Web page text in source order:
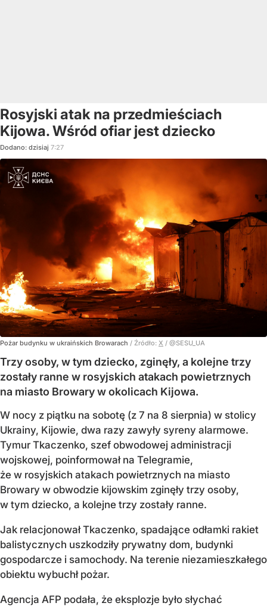
Rosyjski atak na przedmieściach
Kijowa. Wśród ofiar jest dziecko
Dodano: dzisiaj 7:27
Pożar budynku w ukraińskich Browarach / Źródło: X / @SESU_UA
Trzy osoby, w tym dziecko, zginęły, a kolejne trzy
zostały ranne w rosyjskich atakach powietrznych
na miasto Browary w okolicach Kijowa.
W nocy z piątku na sobotę (z 7 na 8 sierpnia) w stolicy
Ukrainy, Kijowie, dwa razy zawyły syreny alarmowe.
Tymur Tkaczenko, szef obwodowej administracji
wojskowej, poinformował na Telegramie,
że w rosyjskich atakach powietrznych na miasto
Browary w obwodzie kijowskim zginęły trzy osoby,
w tym dziecko, a kolejne trzy zostały ranne.
Jak relacjonował Tkaczenko, spadające odłamki rakiet
balistycznych uszkodziły prywatny dom, budynki
gospodarcze i samochody. Na terenie niezamieszkałego
obiektu wybuchł pożar.
Agencja AFP podała, że eksplozje było słychać